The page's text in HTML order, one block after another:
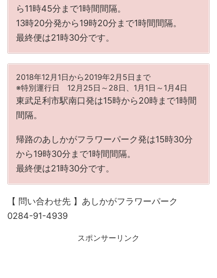
ら11時45分まで1時間間隔。
13時20分発から19時20分まで1時間間隔。
最終便は21時30分です。
2018年12月1日から2019年2月5日まで
※特別運行日 12月25日～28日、1月1日～1月4日
東武足利市駅南口発は15時から20時まで1時間
間隔。
帰路のあしかがフラワーパーク発は15時30分
から19時30分まで1時間間隔。
最終便は21時30分です。
【 問い合わせ先 】あしかがフラワーパーク
0284-91-4939
スポンサーリンク